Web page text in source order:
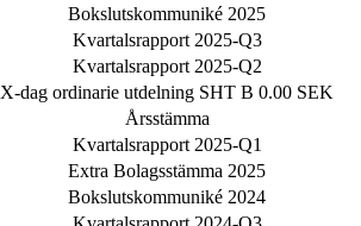
Bokslutskommuniké 2025
Kvartalsrapport 2025-Q3
Kvartalsrapport 2025-Q2
X-dag ordinarie utdelning SHT B 0.00 SEK
Årsstämma
Kvartalsrapport 2025-Q1
Extra Bolagsstämma 2025
Bokslutskommuniké 2024